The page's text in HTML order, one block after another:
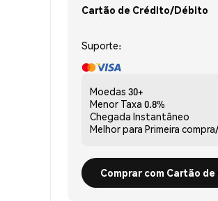
Cartão de Crédito/Débito
Suporte:
Moedas 30+
Menor Taxa 0.8%
Chegada Instantâneo
Melhor para Primeira
Comprar com Cartão